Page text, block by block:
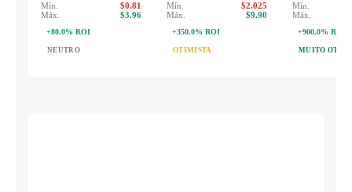
Mín.
$0.81
Máx.
$3.96
+80.0% ROI
NEUTRO
Mín.
$2.025
Máx.
$9.90
+350.0% ROI
OTIMISTA
Mín.
Máx.
+900.0% ROI
MUITO